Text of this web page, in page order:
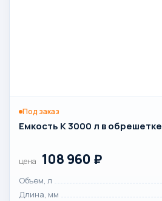
Под заказ
Емкость K 3000 л в обрешетке
цена 108 960 ₽
Объем, л
Длина, мм